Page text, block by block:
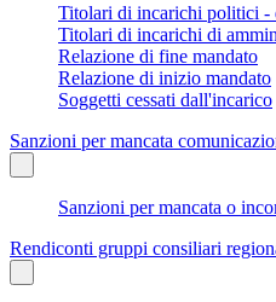
Titolari di incarichi politici -
Titolari di incarichi di
Relazione di fine mandato
Relazione di inizio mandato
Soggetti cessati dall'incarico
Sanzioni per mancata
Sanzioni per mancata o
Rendiconti gruppi consiliari